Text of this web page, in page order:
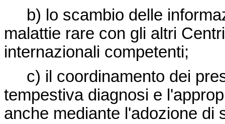
b) lo scambio delle
malattie rare con gli altri
internazionali competenti;
c) il coordinamento dei
tempestiva diagnosi e
anche mediante l'adozione di